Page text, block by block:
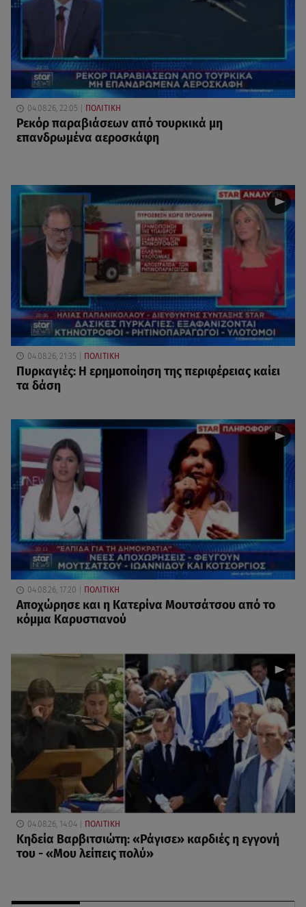
04.08.26, 22:05 ΠΟΛΙΤΙΚΗ
Ρεκόρ παραβιάσεων από τουρκικά μη
επανδρωμένα αεροσκάφη
04.08.26, 21:35 ΠΟΛΙΤΙΚΗ
Πυρκαγιές: Η ερημοποίηση της περιφέρειας καίει
τα δάση
04.08.26, 17:20 ΠΟΛΙΤΙΚΗ
Αποχώρησε και η Κατερίνα Μουτσάτσου από το
κόμμα Καρυστιανού
04.08.26, 14:04 ΠΟΛΙΤΙΚΗ
Κηδεία Βαρβιτσιώτη: «Ράγισε» καρδιές η εγγονή
του - «Μου λείπεις πολύ»